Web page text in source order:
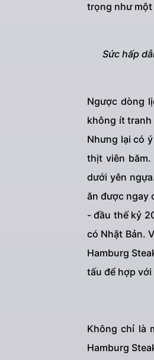
trọng như một
Sức hấp
Ngược dòng
không ít
Nhưng lại có
thịt viên
dưới yên
ăn được ngay
- đầu thế kỷ
có Nhật Bản.
Hamburg
tấu để hợp
Không chỉ là
Hamburg